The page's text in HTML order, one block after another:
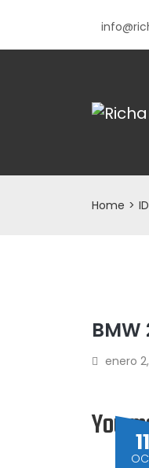
Home >
BMW
enero
You 11